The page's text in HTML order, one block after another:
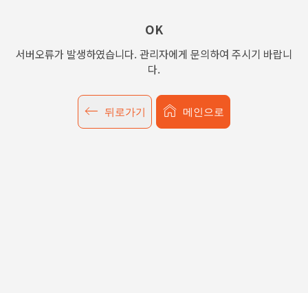
OK
서버오류가 발생하였습니다. 관리자에게 문의하여 주시기 바랍니
다.
뒤로가기 메인으로